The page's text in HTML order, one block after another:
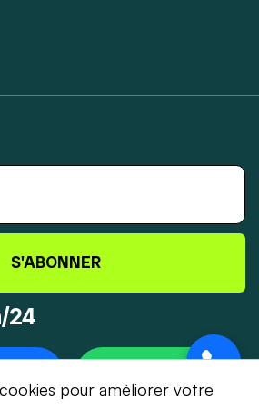
S'ABONNER
24
pour améliorer votre